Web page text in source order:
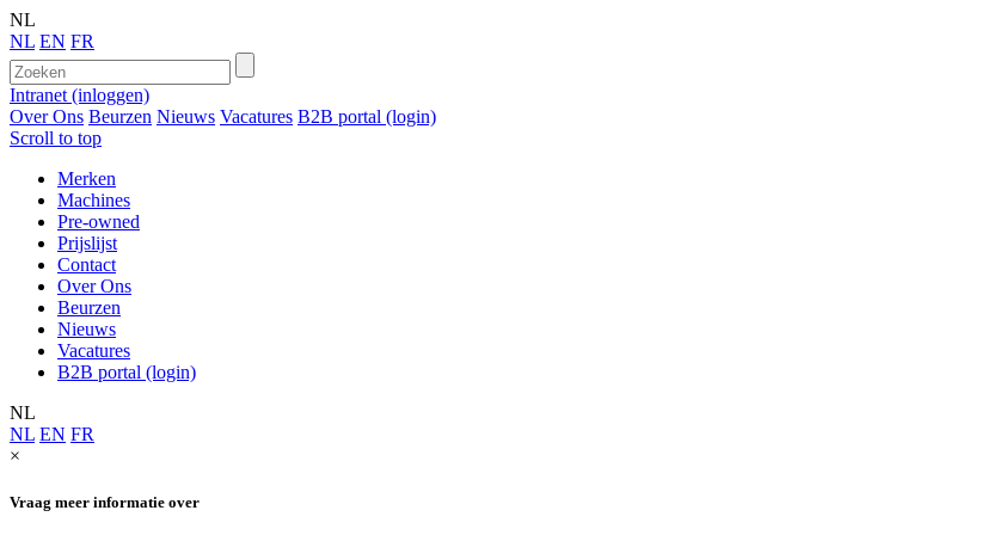
NL
NL EN FR
Intranet (inloggen)
Over Ons Beurzen Nieuws Vacatures B2B portal (login)
Scroll to top
Merken
Machines
Pre-owned
Prijslijst
Contact
Over Ons
Beurzen
Nieuws
Vacatures
B2B portal (login)
NL
NL EN FR
×
Vraag meer informatie over